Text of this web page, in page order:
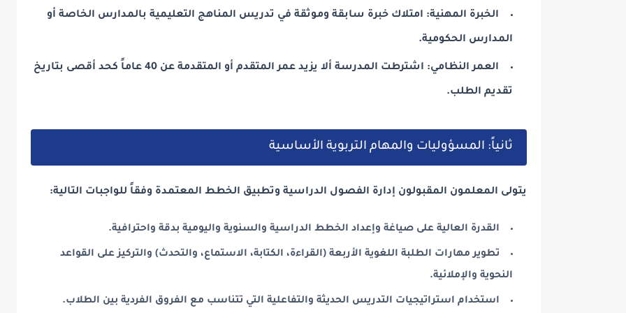
الخبرة المهنية: امتلاك خبرة سابقة وموثقة في تدريس المناهج التعليمية بالمدارس الخاصة أو
المدارس الحكومية.
العمر النظامي: اشترطت المدرسة ألا يزيد عمر المتقدم أو المتقدمة عن 40 عاماً كحد أقصى بتاريخ
تقديم الطلب.
ثانياً: المسؤوليات والمهام التربوية الأساسية
يتولى المعلمون المقبولون إدارة الفصول الدراسية وتطبيق الخطط المعتمدة وفقاً للواجبات التالية:
القدرة العالية على صياغة وإعداد الخطط الدراسية والسنوية واليومية بدقة واحترافية.
تطوير مهارات الطلبة اللغوية الأربعة (القراءة، الكتابة، الاستماع، والتحدث) والتركيز على القواعد
النحوية والإملائية.
استخدام استراتيجيات التدريس الحديثة والتفاعلية التي تتناسب مع الفروق الفردية بين الطلاب.